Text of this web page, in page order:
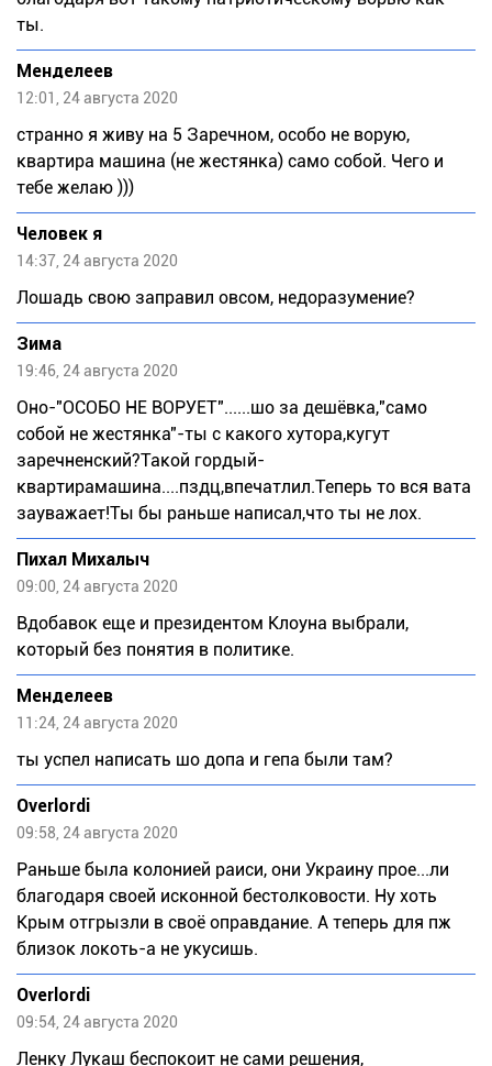
ты.
Meндeлeeв
12:01, 24 августа 2020
странно я живу на 5 Заречном, особо не ворую,
квартира машина (не жестянка) само собой. Чего и
тебе желаю )))
Человек я
14:37, 24 августа 2020
Лошадь свою заправил овсом, недоразумение?
Зима
19:46, 24 августа 2020
Оно-"ОСОБО НЕ ВОРУЕТ"......шо за дешёвка,"само
собой не жестянка"-ты с какого хутора,кугут
заречненский?Такой гордый-
квартирамашина....пздц,впечатлил.Теперь то вся вата
зауважает!Ты бы раньше написал,что ты не лох.
Пихал Михалыч
09:00, 24 августа 2020
Вдобавок еще и президентом Клоуна выбрали,
который без понятия в политике.
Meндeлeeв
11:24, 24 августа 2020
ты успел написать шо допа и гепа были там?
Overlordi
09:58, 24 августа 2020
Раньше была колонией раиси, они Украину прое...ли
благодаря своей исконной бестолковости. Ну хоть
Крым отгрызли в своё оправдание. А теперь для пж
близок локоть-а не укусишь.
Overlordi
09:54, 24 августа 2020
Ленку Лукаш беспокоит не сами решения,